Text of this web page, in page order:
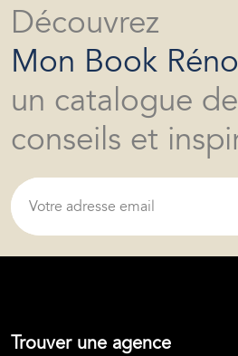
Découvrez
Mon Book
un catalogue de
conseils et
Trouver une agence